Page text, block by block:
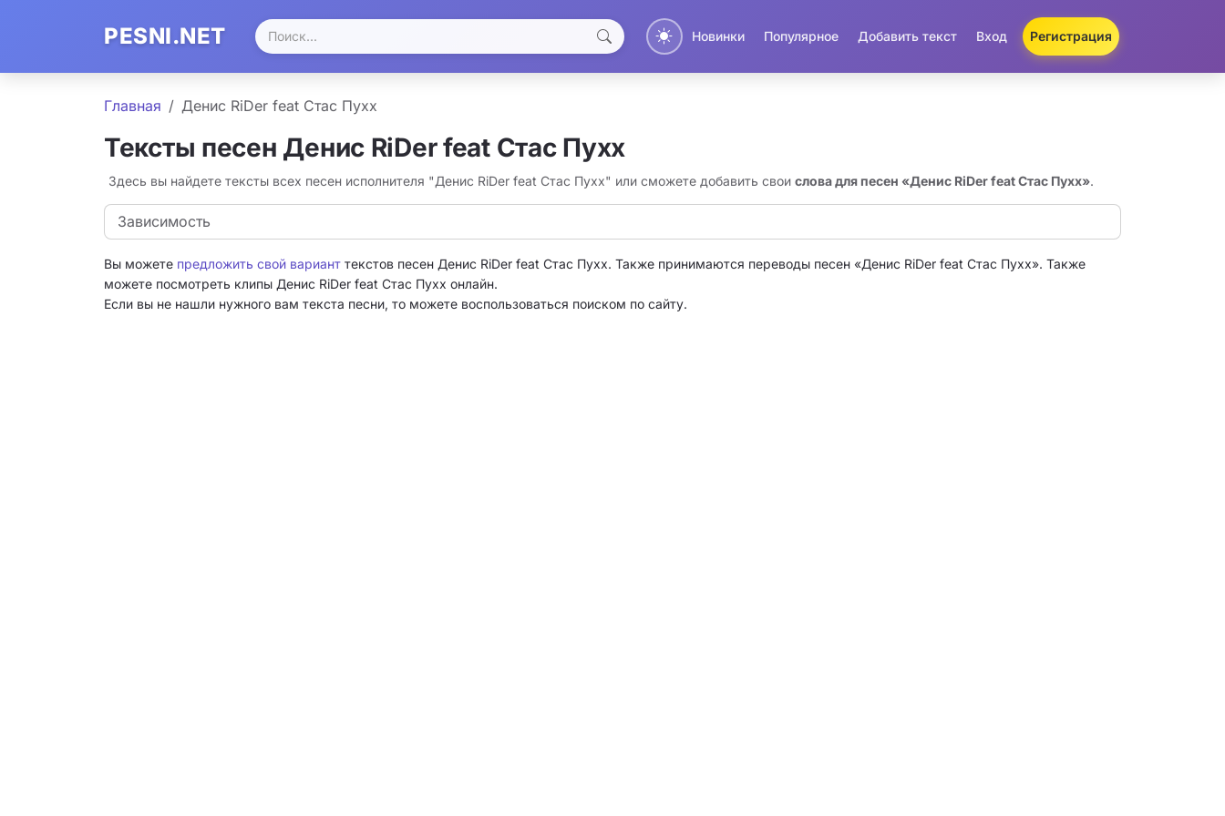
PESNI.NET Новинки Популярное Добавить текст Вход Регистрация
Главная Денис RiDer feat Стас Пухх
Тексты песен Денис RiDer feat Стас Пухх
Здесь вы найдете тексты всех песен исполнителя "Денис RiDer feat Стас Пухх" или сможете добавить свои слова для песен «Денис RiDer feat Стас Пухх».
Зависимость
Вы можете предложить свой вариант текстов песен Денис RiDer feat Стас Пухх. Также принимаются переводы песен «Денис RiDer feat Стас Пухх». Также
можете посмотреть клипы Денис RiDer feat Стас Пухх онлайн.
Если вы не нашли нужного вам текста песни, то можете воспользоваться поиском по сайту.